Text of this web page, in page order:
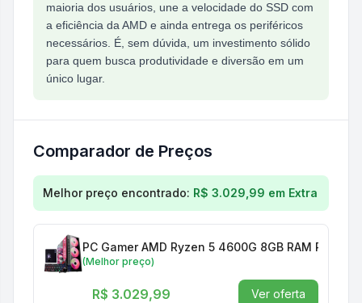
maioria dos usuários, une a velocidade do SSD com
a eficiência da AMD e ainda entrega os periféricos
necessários. É, sem dúvida, um investimento sólido
para quem busca produtividade e diversão em um
único lugar.
Comparador de Preços
Comparação de preços para Pc Gamer Amd
Melhor preço encontrado: R$ 3.029,99 em Extra
(Melhor preço)
R$ 3.029,99 Ver oferta